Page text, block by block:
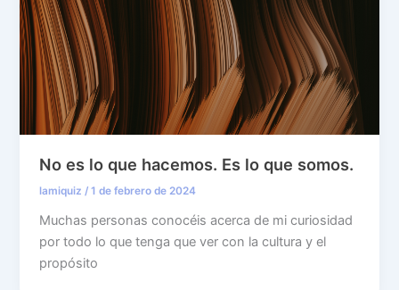
No es lo que hacemos. Es lo que somos.
lamiquiz/1 de febrero de 2024
Muchas personas conocéis acerca de mi curiosidad
por todo lo que tenga que ver con la cultura y el
propósito